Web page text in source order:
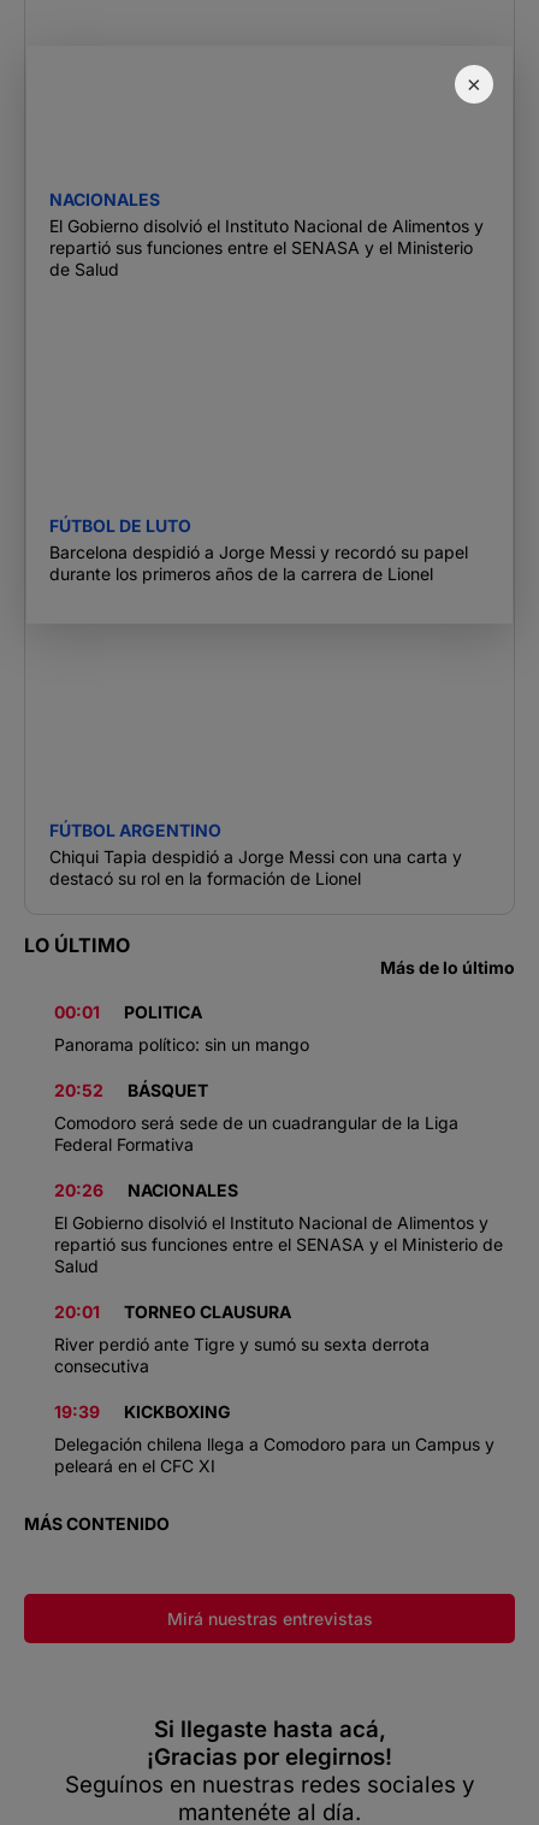
×
NACIONALES
El Gobierno disolvió el Instituto Nacional de Alimentos y
repartió sus funciones entre el SENASA y el Ministerio
de Salud
FÚTBOL DE LUTO
Barcelona despidió a Jorge Messi y recordó su papel
durante los primeros años de la carrera de Lionel
FÚTBOL ARGENTINO
Chiqui Tapia despidió a Jorge Messi con una carta y
destacó su rol en la formación de Lionel
LO ÚLTIMO
Más de lo último
00:01
POLITICA
Panorama político: sin un mango
20:52
BÁSQUET
Comodoro será sede de un cuadrangular de la Liga
Federal Formativa
20:26
NACIONALES
El Gobierno disolvió el Instituto Nacional de Alimentos y
repartió sus funciones entre el SENASA y el Ministerio de
Salud
20:01
TORNEO CLAUSURA
River perdió ante Tigre y sumó su sexta derrota
consecutiva
19:39
KICKBOXING
Delegación chilena llega a Comodoro para un Campus y
peleará en el CFC XI
MÁS CONTENIDO
Mirá nuestras entrevistas
Si llegaste hasta acá,
¡Gracias por elegirnos!
Seguínos en nuestras redes sociales y
mantenéte al día.